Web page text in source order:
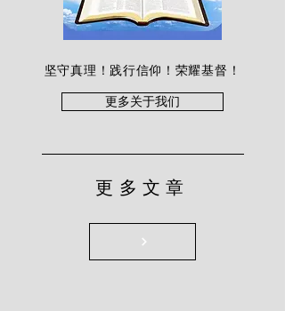
坚守真理！践行信仰！荣耀基督！
更多关于我们
更多文章